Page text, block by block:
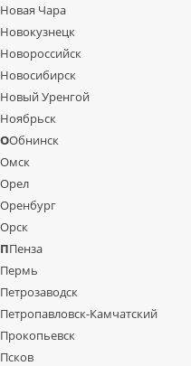
Новая Чара
Новокузнецк
Новороссийск
Новосибирск
Новый Уренгой
Ноябрьск
ООбнинск
Омск
Орел
Оренбург
Орск
ППенза
Пермь
Петрозаводск
Петропавловск-Камчатский
Прокопьевск
Псков